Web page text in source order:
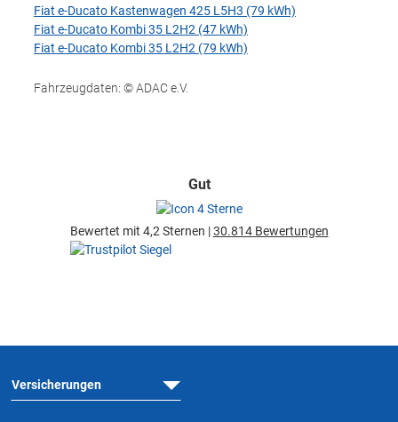
Fiat e-Ducato Kastenwagen 425 L5H3 (79 kWh)
Fiat e-Ducato Kombi 35 L2H2 (47 kWh)
Fiat e-Ducato Kombi 35 L2H2 (79 kWh)
Fahrzeugdaten: © ADAC e.V.
Gut
Bewertet mit 4,2 Sternen |30.814 Bewertungen
Versicherungen